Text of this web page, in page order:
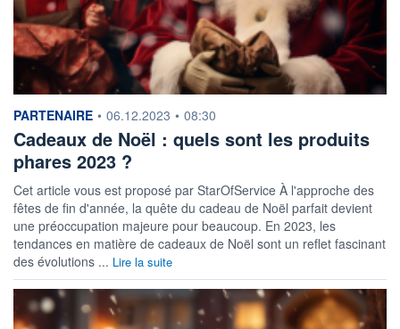
information fournie par
PARTENAIRE • 06.12.2023 • 08:30
Cadeaux de Noël : quels sont les produits
phares 2023 ?
Cet article vous est proposé par StarOfService À l'approche des
fêtes de fin d'année, la quête du cadeau de Noël parfait devient
une préoccupation majeure pour beaucoup. En 2023, les
tendances en matière de cadeaux de Noël sont un reflet fascinant
des évolutions ... Lire la suite